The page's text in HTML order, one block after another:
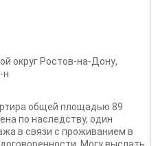
округ Ростов-на-Дону,
н
общей площадью 89
по наследству, один
в связи с проживанием в